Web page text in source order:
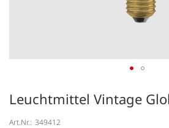
Leuchtmittel Vintage
Art.Nr.: 349412